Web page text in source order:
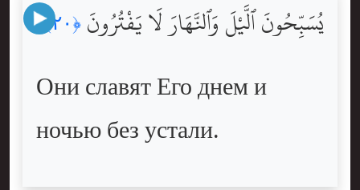
يُسَبِّحُونَ ٱلَّيْلَ وَٱلنَّهَارَ لَا يَفْتُرُونَ ﴿٢٠﴾
Они славят Его днем и
ночью без устали.